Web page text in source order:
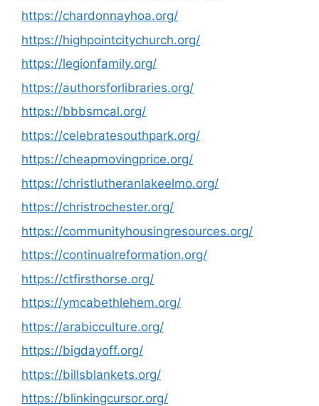
https://chardonnayhoa.org/
https://highpointcitychurch.org/
https://legionfamily.org/
https://authorsforlibraries.org/
https://bbbsmcal.org/
https://celebratesouthpark.org/
https://cheapmovingprice.org/
https://christlutheranlakeelmo.org/
https://christrochester.org/
https://communityhousingresources.org/
https://continualreformation.org/
https://ctfirsthorse.org/
https://ymcabethlehem.org/
https://arabicculture.org/
https://bigdayoff.org/
https://billsblankets.org/
https://blinkingcursor.org/